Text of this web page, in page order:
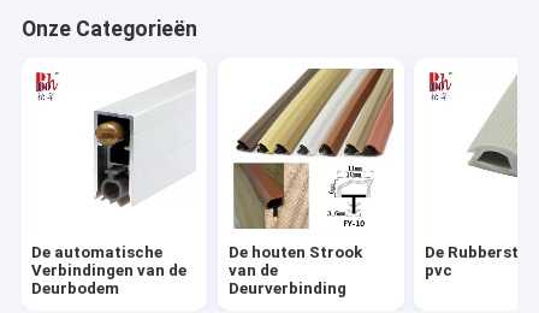
Het zelfklevende Weer Ontdoen van
De Rubberverbindingen van EPDM
Vuurvaste Verbindingen
Onze Categorieën
De automatische
Verbindingen van de
Deurbodem
De houten Strook
van de
Deurverbinding
De
pvc